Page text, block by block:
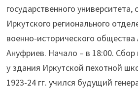
государственного университета,
Иркутского регионального
военно-исторического общества
Ануфриев. Начало – в 18:00. Сбор
у здания Иркутской пехотной
1923-24 гг. учился будущий